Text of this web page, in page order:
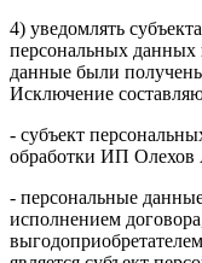
4) уведомлять
персональных данных
данные были
Исключение
- субъект
обработки ИП Олехов
- персональные
исполнением